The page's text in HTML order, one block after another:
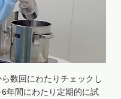
数回にわたりチェックし
年間にわたり定期的に試